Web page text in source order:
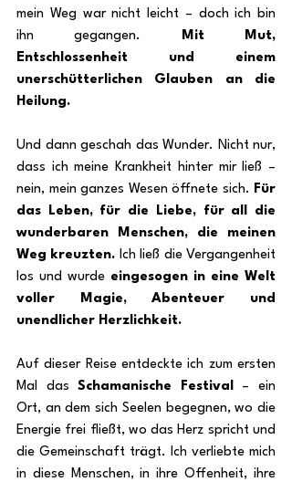
mein Weg war nicht leicht – doch ich bin
ihn gegangen.
Mit Mut,
Entschlossenheit und einem
unerschütterlichen Glauben an die
Heilung.
Und dann geschah das Wunder. Nicht nur,
dass ich meine Krankheit hinter mir ließ –
nein, mein ganzes Wesen öffnete sich. Für
das Leben, für die Liebe, für all die
wunderbaren Menschen, die meinen
Weg kreuzten. Ich ließ die Vergangenheit
los und wurde eingesogen in eine Welt
voller Magie, Abenteuer und
unendlicher Herzlichkeit.
Auf dieser Reise entdeckte ich zum ersten
Mal das Schamanische Festival
– ein
Ort, an dem sich Seelen begegnen, wo die
Energie frei fließt, wo das Herz spricht und
die Gemeinschaft trägt. Ich verliebte mich
in diese Menschen, in ihre Offenheit, ihre